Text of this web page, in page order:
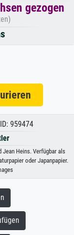
gezogen
959474
Jean Heins. Verfügbar als
oder Japanpapier.